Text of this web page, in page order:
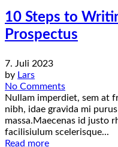
10 Steps to
Prospectus
7. Juli 2023
by Lars
No Comments
Nullam imperdiet, sem at
nibh, idae gravida mi
massa.Maecenas id justo
facilisiulum scelerisque...
Read more